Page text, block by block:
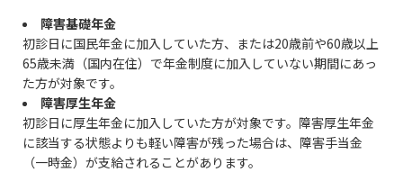
障害基礎年金
初診日に国民年金に加入していた方、または20歳前や60歳以上
65歳未満（国内在住）で年金制度に加入していない期間にあっ
た方が対象です。
障害厚生年金
初診日に厚生年金に加入していた方が対象です。障害厚生年金
に該当する状態よりも軽い障害が残った場合は、障害手当金
（一時金）が支給されることがあります。